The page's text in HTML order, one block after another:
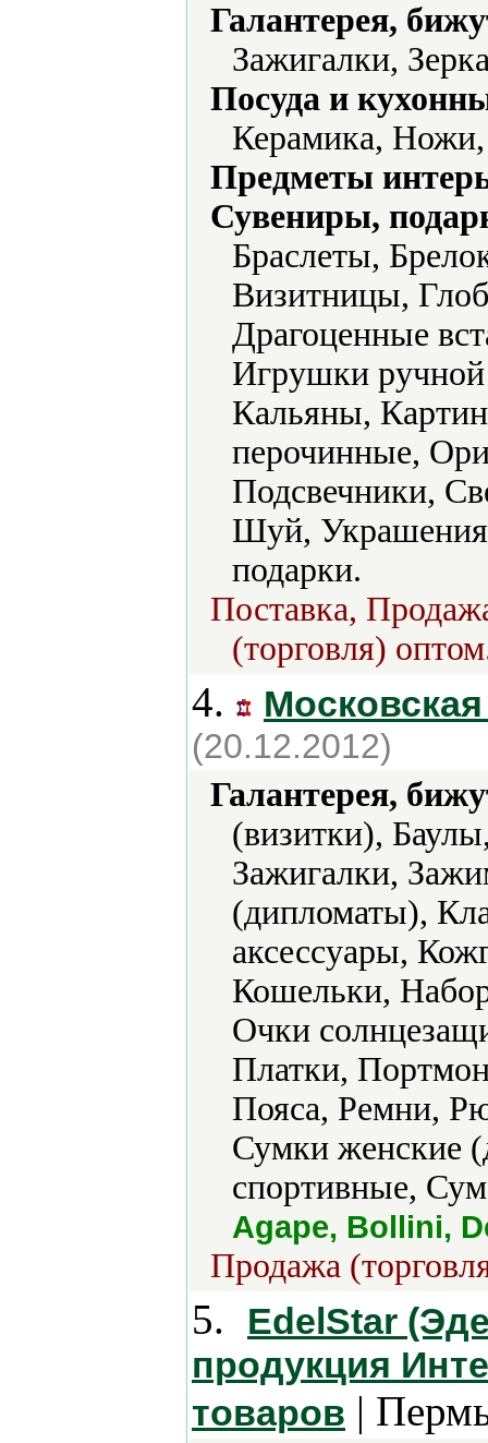
Галантерея,
Зажигалки,
Посуда и
Керамика,
Предметы
Сувениры,
Браслеты,
Визитницы,
Драгоценные
Игрушки
Кальяны,
перочинные,
Подсвечники,
Шуй,
подарки.
Поставка,
(торговля)
4.
(20.12.2012)
Галантерея,
(визитки),
Зажигалки,
(дипломаты),
аксессуары,
Кошельки,
Очки
Платки,
Пояса, Ремни,
Сумки женские
спортивные,
Agape, Bollini,
Продажа
5.
EdelStar
продукция
товаров |